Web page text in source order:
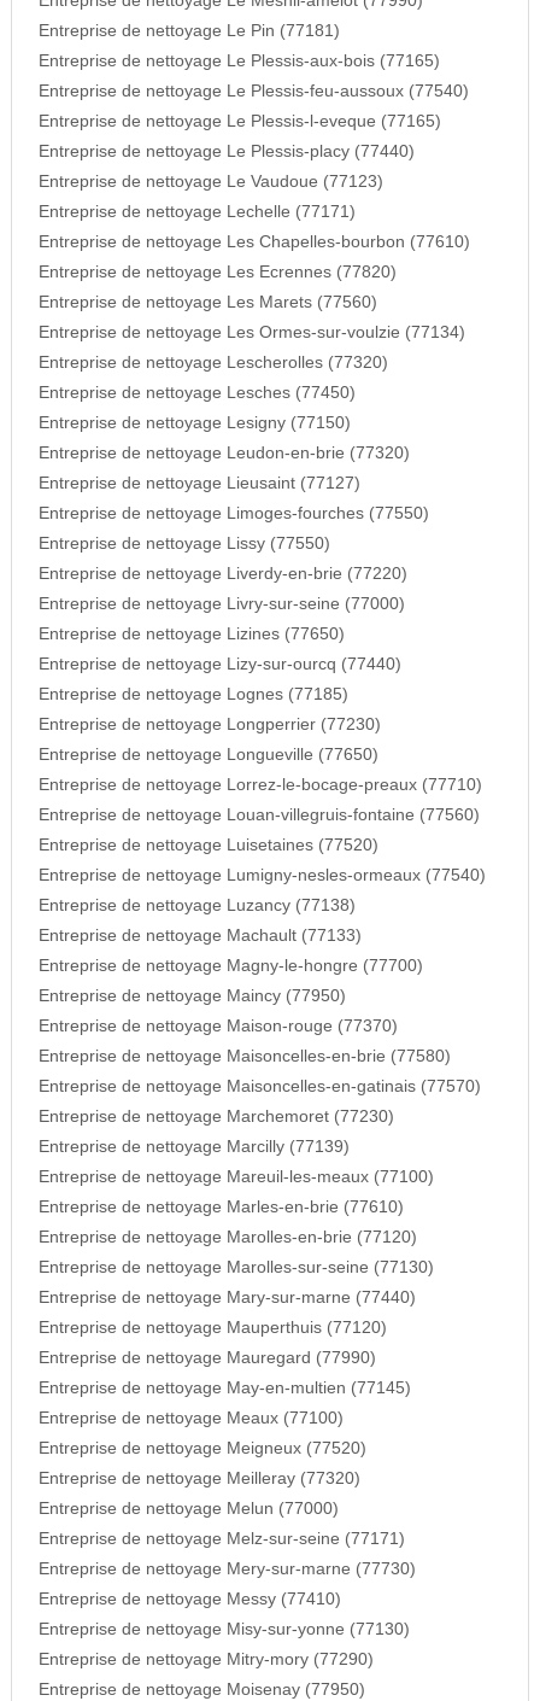
Entreprise de nettoyage Le Pin (77181)
Entreprise de nettoyage Le Plessis-aux-bois (77165)
Entreprise de nettoyage Le Plessis-feu-aussoux (77540)
Entreprise de nettoyage Le Plessis-l-eveque (77165)
Entreprise de nettoyage Le Plessis-placy (77440)
Entreprise de nettoyage Le Vaudoue (77123)
Entreprise de nettoyage Lechelle (77171)
Entreprise de nettoyage Les Chapelles-bourbon (77610)
Entreprise de nettoyage Les Ecrennes (77820)
Entreprise de nettoyage Les Marets (77560)
Entreprise de nettoyage Les Ormes-sur-voulzie (77134)
Entreprise de nettoyage Lescherolles (77320)
Entreprise de nettoyage Lesches (77450)
Entreprise de nettoyage Lesigny (77150)
Entreprise de nettoyage Leudon-en-brie (77320)
Entreprise de nettoyage Lieusaint (77127)
Entreprise de nettoyage Limoges-fourches (77550)
Entreprise de nettoyage Lissy (77550)
Entreprise de nettoyage Liverdy-en-brie (77220)
Entreprise de nettoyage Livry-sur-seine (77000)
Entreprise de nettoyage Lizines (77650)
Entreprise de nettoyage Lizy-sur-ourcq (77440)
Entreprise de nettoyage Lognes (77185)
Entreprise de nettoyage Longperrier (77230)
Entreprise de nettoyage Longueville (77650)
Entreprise de nettoyage Lorrez-le-bocage-preaux (77710)
Entreprise de nettoyage Louan-villegruis-fontaine (77560)
Entreprise de nettoyage Luisetaines (77520)
Entreprise de nettoyage Lumigny-nesles-ormeaux (77540)
Entreprise de nettoyage Luzancy (77138)
Entreprise de nettoyage Machault (77133)
Entreprise de nettoyage Magny-le-hongre (77700)
Entreprise de nettoyage Maincy (77950)
Entreprise de nettoyage Maison-rouge (77370)
Entreprise de nettoyage Maisoncelles-en-brie (77580)
Entreprise de nettoyage Maisoncelles-en-gatinais (77570)
Entreprise de nettoyage Marchemoret (77230)
Entreprise de nettoyage Marcilly (77139)
Entreprise de nettoyage Mareuil-les-meaux (77100)
Entreprise de nettoyage Marles-en-brie (77610)
Entreprise de nettoyage Marolles-en-brie (77120)
Entreprise de nettoyage Marolles-sur-seine (77130)
Entreprise de nettoyage Mary-sur-marne (77440)
Entreprise de nettoyage Mauperthuis (77120)
Entreprise de nettoyage Mauregard (77990)
Entreprise de nettoyage May-en-multien (77145)
Entreprise de nettoyage Meaux (77100)
Entreprise de nettoyage Meigneux (77520)
Entreprise de nettoyage Meilleray (77320)
Entreprise de nettoyage Melun (77000)
Entreprise de nettoyage Melz-sur-seine (77171)
Entreprise de nettoyage Mery-sur-marne (77730)
Entreprise de nettoyage Messy (77410)
Entreprise de nettoyage Misy-sur-yonne (77130)
Entreprise de nettoyage Mitry-mory (77290)
Entreprise de nettoyage Moisenay (77950)